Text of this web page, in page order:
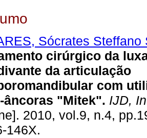
Sócrates Steffano
cirúrgico da
da articulação
com
âncoras "Mitek". IJD,
2010, vol.9, n.4,
146X.